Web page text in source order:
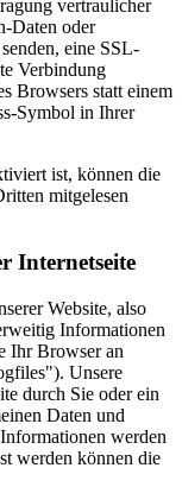
vertraulicher
Daten oder
eine SSL-
Verbindung
Browsers statt einem
Symbol in Ihrer
ist, können die
mitgelesen
Internetseite
Website, also
Informationen
Ihr Browser an
Unsere
durch Sie oder ein
Daten und
werden
werden können die